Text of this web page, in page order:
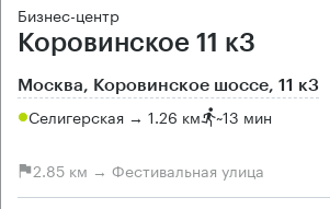
Бизнес-центр
Коровинское 11 к3
Москва, Коровинское шоссе, 11 к3
Селигерская → 1.26 км ~13 мин
2.85 км → Фестивальная улица